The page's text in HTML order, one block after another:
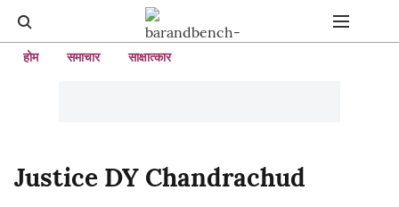
होम समाचार साक्षात्कार
Justice DY Chandrachud